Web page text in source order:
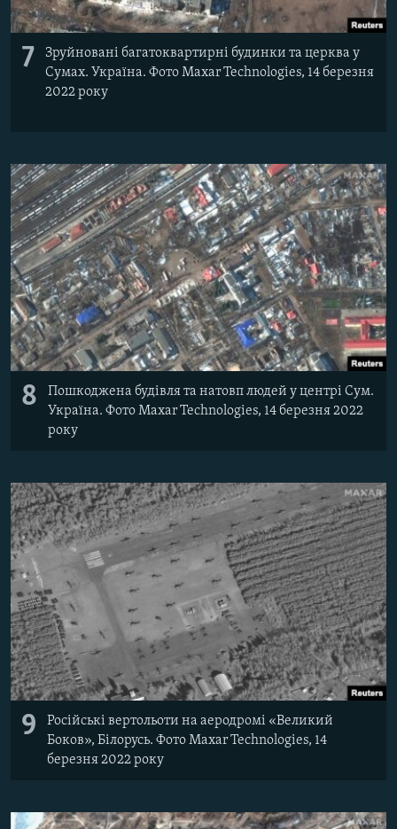
7
Зруйновані багатоквартирні будинки та церква у
Сумах. Україна. Фото Maxar Technologies, 14 березня
2022 року
8
Пошкоджена будівля та натовп людей у центрі Сум.
Україна. Фото Maxar Technologies, 14 березня 2022
року
9
Російські вертольоти на аеродромі «Великий
Боков», Білорусь. Фото Maxar Technologies, 14
березня 2022 року